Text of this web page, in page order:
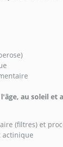
au soleil et
(filtres) et
actinique